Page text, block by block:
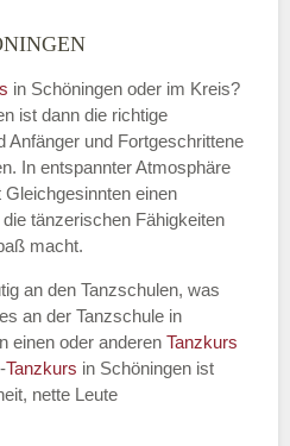
in Schöningen oder im Kreis?
ist dann die richtige
Anfänger und Fortgeschrittene
In entspannter Atmosphäre
einen
tänzerischen Fähigkeiten
macht.
an den Tanzschulen, was
an der Tanzschule in
einen oder anderen Tanzkurs
Tanzkurs in Schöningen ist
nette Leute